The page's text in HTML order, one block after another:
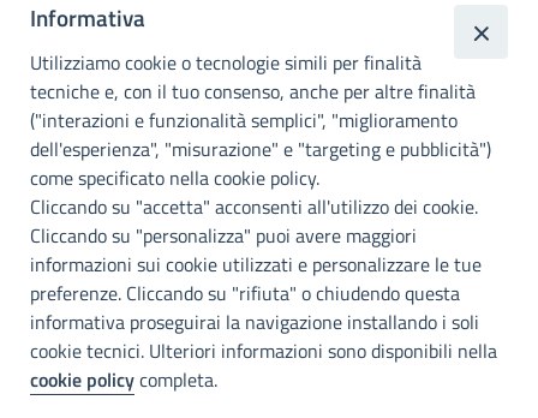
Città
metropolitana di
Palermo
INFO E CONTATTI
I nostri canali social
Accessibilità
Città Metropolitana di Palermo si impegna a rendere il proprio sito
web accessibile, conformemente al D.lgs. 10 agosto 2018, n°106
che ha recepito la direttiva UE 2016/2102 del Parlamento euopeo e
del Consiglio.
Dichiarazione di accessibilità
Informativa
Utilizziamo cookie o tecnologie simili per finalità
tecniche e, con il tuo consenso, anche per altre finalità
("interazioni e funzionalità semplici", "miglioramento
dell'esperienza", "misurazione" e "targeting e pubblicità")
come specificato nella cookie policy.
Cliccando su "accetta" acconsenti all'utilizzo dei cookie.
Cliccando su "personalizza" puoi avere maggiori
informazioni sui cookie utilizzati e personalizzare le tue
preferenze. Cliccando su "rifiuta" o chiudendo questa
informativa proseguirai la navigazione installando i soli
cookie tecnici. Ulteriori informazioni sono disponibili nella
cookie policycompleta.